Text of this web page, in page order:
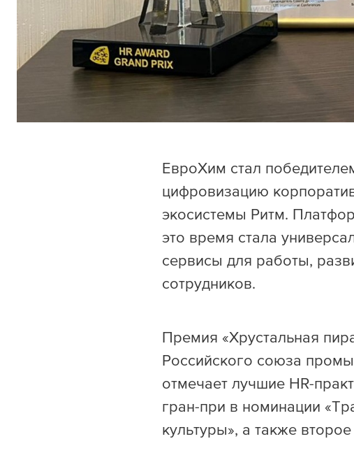
ЕвроХим стал
цифровизацию
экосистемы Ритм.
это время стала
сервисы для работы,
сотрудников.
Премия «Хрустальная
Российского союза
отмечает лучшие HR-
гран-при в номинации
культуры», а также